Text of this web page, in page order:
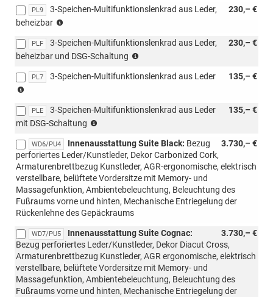
PL9 230,– €
3-Speichen-Multifunktionslenkrad aus Leder,
beheizbar
PWM/PWN
möglich,
mit
PLF 230,– €
3-Speichen-Multifunktionslenkrad aus Leder,
beheizbar und DSG-Schaltung
PWM/PWN
mit
PL7 135,– €
3-Speichen-Multifunktionslenkrad aus Leder
Loft
kombinierbar)
PLE 135,– €
3-Speichen-Multifunktionslenkrad aus Leder
mit DSG-Schaltung
Loft
kombinierbar)
WD6/PU4 3.730,– €
Innenausstattung Suite Black: Bezug
perforiertes Leder/Kunstleder, Dekor Carbonized Cork,
Armaturenbrettbezug Kunstleder, AGR-ergonomische, elektrisch
verstellbare, belüftete Vordersitze mit Memory- und
Massagefunktion, Ambientebeleuchtung, Beleuchtung des
Fußraums vorne und hinten, Mechanische Entriegelung der
Rückenlehne des Gepäckraums
WD7/PU5 3.730,– €
Innenausstattung Suite Cognac:
Bezug perforiertes Leder/Kunstleder, Dekor Diacut Cross,
Armaturenbrettbezug Kunstleder, AGR ergonomische, elektrisch
verstellbare, belüftete Vordersitze mit Memory- und
Massagefunktion, Ambientebeleuchtung, Beleuchtung des
Fußraums vorne und hinten, Mechanische Entriegelung der